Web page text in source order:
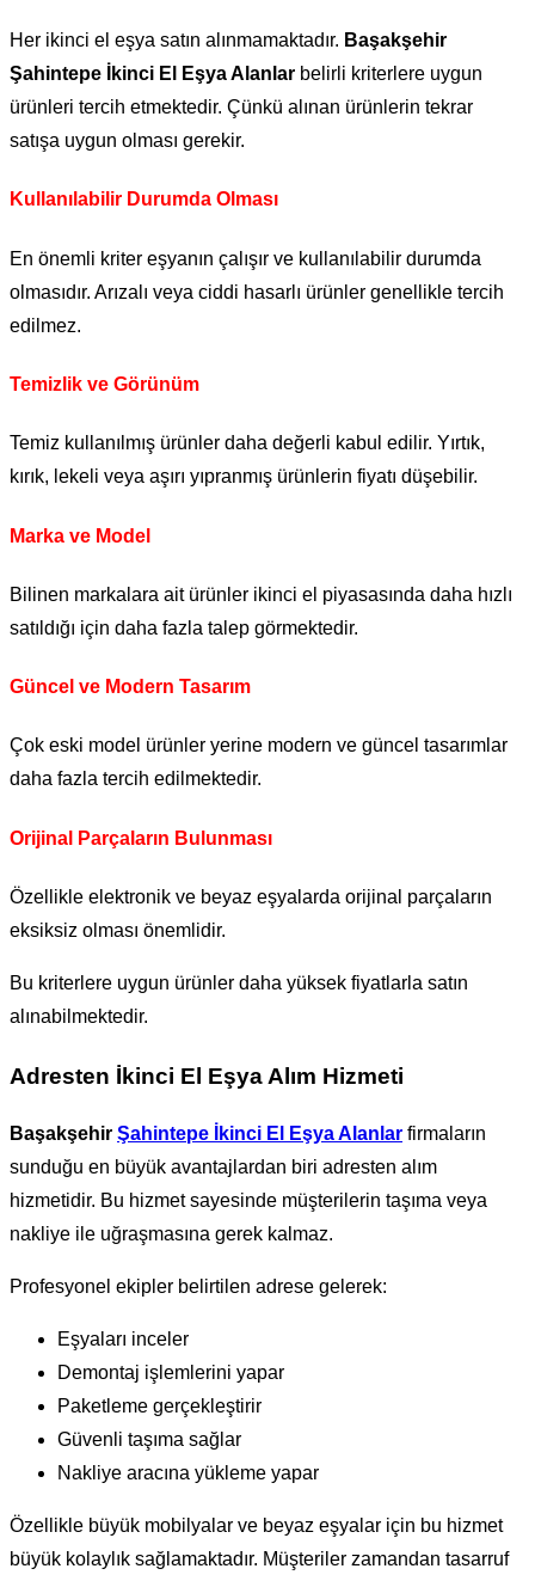
Her ikinci el eşya satın alınmamaktadır. Başakşehir
Şahintepe İkinci El Eşya Alanlar belirli kriterlere uygun
ürünleri tercih etmektedir. Çünkü alınan ürünlerin tekrar
satışa uygun olması gerekir.
Kullanılabilir Durumda Olması
En önemli kriter eşyanın çalışır ve kullanılabilir durumda
olmasıdır. Arızalı veya ciddi hasarlı ürünler genellikle tercih
edilmez.
Temizlik ve Görünüm
Temiz kullanılmış ürünler daha değerli kabul edilir. Yırtık,
kırık, lekeli veya aşırı yıpranmış ürünlerin fiyatı düşebilir.
Marka ve Model
Bilinen markalara ait ürünler ikinci el piyasasında daha hızlı
satıldığı için daha fazla talep görmektedir.
Güncel ve Modern Tasarım
Çok eski model ürünler yerine modern ve güncel tasarımlar
daha fazla tercih edilmektedir.
Orijinal Parçaların Bulunması
Özellikle elektronik ve beyaz eşyalarda orijinal parçaların
eksiksiz olması önemlidir.
Bu kriterlere uygun ürünler daha yüksek fiyatlarla satın
alınabilmektedir.
Adresten İkinci El Eşya Alım Hizmeti
Başakşehir Şahintepe İkinci El Eşya Alanlar firmaların
sunduğu en büyük avantajlardan biri adresten alım
hizmetidir. Bu hizmet sayesinde müşterilerin taşıma veya
nakliye ile uğraşmasına gerek kalmaz.
Profesyonel ekipler belirtilen adrese gelerek:
Eşyaları inceler
Demontaj işlemlerini yapar
Paketleme gerçekleştirir
Güvenli taşıma sağlar
Nakliye aracına yükleme yapar
Özellikle büyük mobilyalar ve beyaz eşyalar için bu hizmet
büyük kolaylık sağlamaktadır. Müşteriler zamandan tasarruf